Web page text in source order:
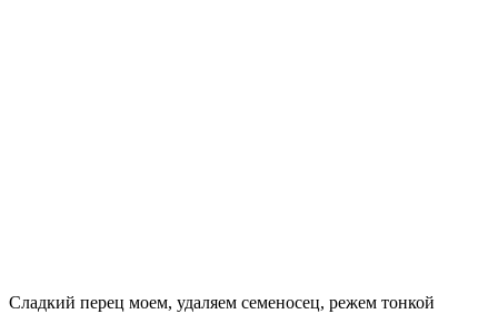
Сладкий перец моем, удаляем семеносец, режем тонкой